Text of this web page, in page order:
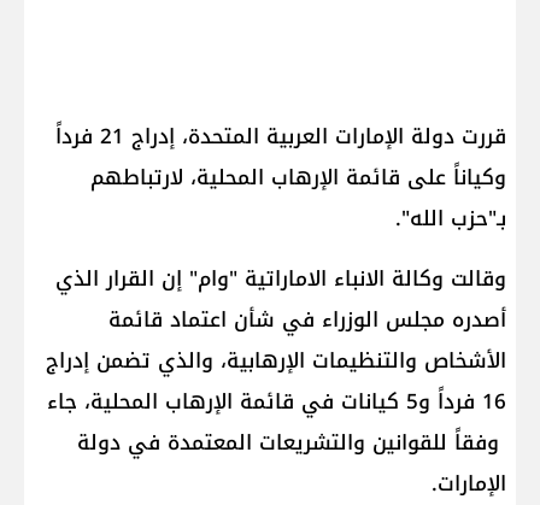
قررت دولة الإمارات العربية المتحدة، إدراج 21 فرداً
وكياناً على قائمة الإرهاب المحلية، لارتباطهم
بـ"حزب الله".
وقالت وكالة الانباء الاماراتية "وام" إن القرار الذي
أصدره مجلس الوزراء في شأن اعتماد قائمة
الأشخاص والتنظيمات الإرهابية، والذي تضمن إدراج
16 فرداً و5 كيانات في قائمة الإرهاب المحلية، جاء
وفقاً للقوانين والتشريعات المعتمدة في دولة
الإمارات.